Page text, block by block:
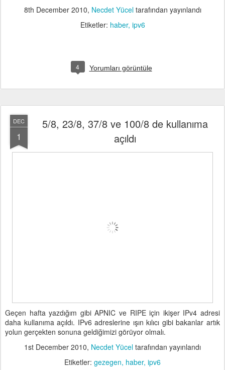
8th December 2010, Necdet Yüceltarafından yayınlandı
Etiketler: haber ipv6
4 Yorumları görüntüle
DEC
1
5/8, 23/8, 37/8 ve 100/8 de kullanıma
açıldı
Geçen hafta yazdığım gibi APNIC ve RIPE için ikişer IPv4 adresi
daha kullanıma açıldı. IPv6 adreslerine ışın kılıcı gibi bakanlar artık
yolun gerçekten sonuna geldiğimizi görüyor olmalı.
1st December 2010, Necdet Yücel tarafından yayınlandı
Etiketler: gezegen haber ipv6